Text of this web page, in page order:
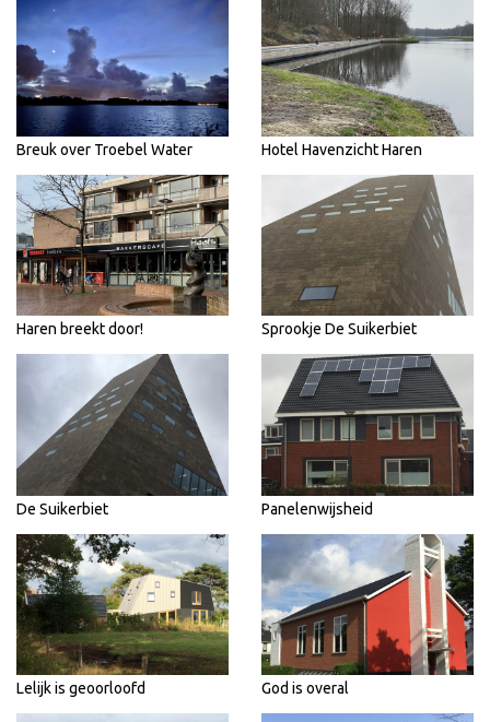
Breuk over Troebel Water Hotel Havenzicht Haren
Haren breekt door! Sprookje De Suikerbiet
De Suikerbiet Panelenwijsheid
Lelijk is geoorloofd God is overal